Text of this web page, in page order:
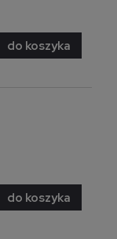
do koszyka
do koszyka